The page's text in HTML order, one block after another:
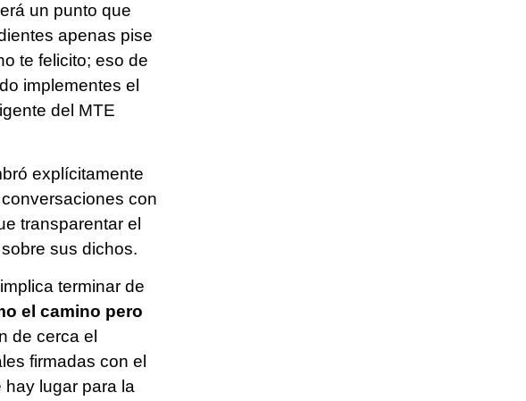
un punto que
apenas pise
te felicito; eso de
implementes el
del MTE
explícitamente
con
transparentar el
sus dichos.
terminar de
el camino pero
de cerca el
firmadas con el
hay lugar para la